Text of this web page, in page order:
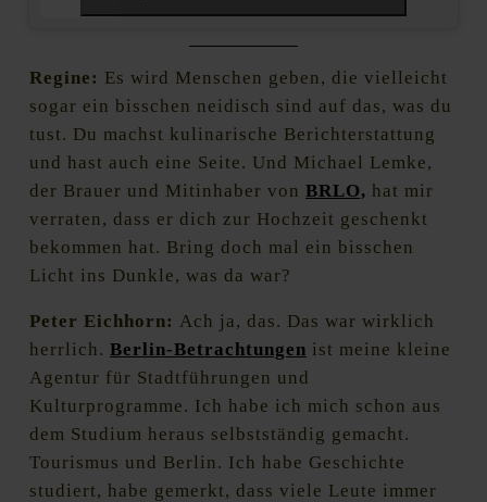
Regine: Es wird Menschen geben, die vielleicht
sogar ein bisschen neidisch sind auf das, was du
tust. Du machst kulinarische Berichterstattung
und hast auch eine Seite. Und Michael Lemke,
der Brauer und Mitinhaber von BRLO, hat mir
verraten, dass er dich zur Hochzeit geschenkt
bekommen hat. Bring doch mal ein bisschen
Licht ins Dunkle, was da war?
Peter Eichhorn: Ach ja, das. Das war wirklich
herrlich. Berlin-Betrachtungen ist meine kleine
Agentur für Stadtführungen und
Kulturprogramme. Ich habe ich mich schon aus
dem Studium heraus selbstständig gemacht.
Tourismus und Berlin. Ich habe Geschichte
studiert, habe gemerkt, dass viele Leute immer